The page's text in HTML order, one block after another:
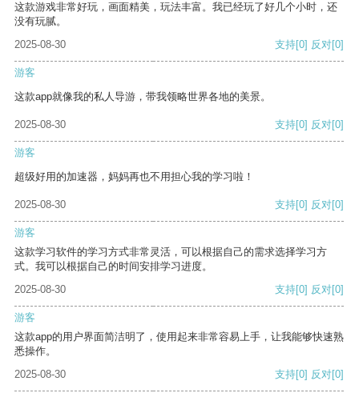
这款游戏非常好玩，画面精美，玩法丰富。我已经玩了好几个小时，还
没有玩腻。
2025-08-30
支持[0] 反对[0]
游客
这款app就像我的私人导游，带我领略世界各地的美景。
2025-08-30 支持[0] 反对[0]
游客
超级好用的加速器，妈妈再也不用担心我的学习啦！
2025-08-30 支持[0] 反对[0]
游客
这款学习软件的学习方式非常灵活，可以根据自己的需求选择学习方
式。我可以根据自己的时间安排学习进度。
2025-08-30
支持[0] 反对[0]
游客
这款app的用户界面简洁明了，使用起来非常容易上手，让我能够快速熟
悉操作。
2025-08-30
支持[0] 反对[0]